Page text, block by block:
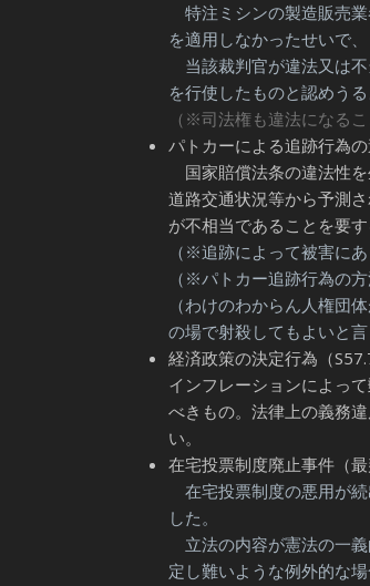
特注ミシンの製造販売
を適用しなかったせいで
当該裁判官が違法又は
を行使したものと認めう
（※司法権も違法になるこ
パトカーによる追跡行為
国家賠償法条の違法性
道路交通状況等から予測
が不相当であることを要す
（※追跡によって被害に
（※パトカー追跡行為の
（わけのわからん人権団
の場で射殺してもよいと
経済政策の決定行為（
インフレーションによっ
べきもの。法律上の義務
い。
在宅投票制度廃止事件（
在宅投票制度の悪用が
した。
立法の内容が憲法の一
定し難いような例外的な